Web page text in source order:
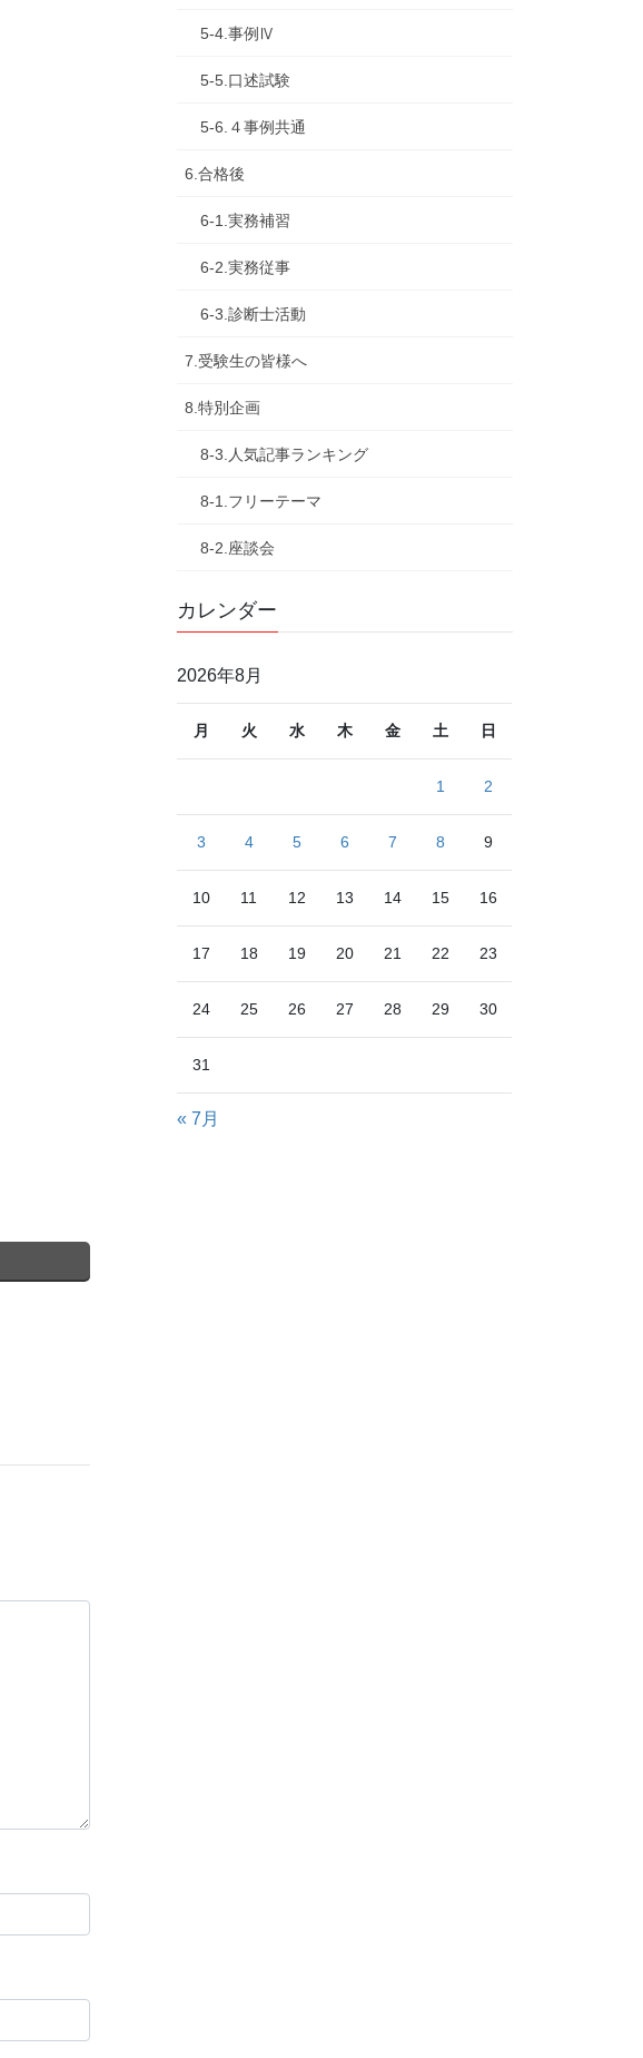
5-4.事例Ⅳ
5-5.口述試験
5-6.４事例共通
6.合格後
6-1.実務補習
6-2.実務従事
6-3.診断士活動
7.受験生の皆様へ
8.特別企画
8-3.人気記事ランキング
8-1.フリーテーマ
8-2.座談会
カレンダー
2026年8月
月 火 水 木 金 土 日
1 2
3 4 5 6 7 8 9
10 11 12 13 14 15 16
17 18 19 20 21 22 23
24 25 26 27 28 29 30
31
« 7月